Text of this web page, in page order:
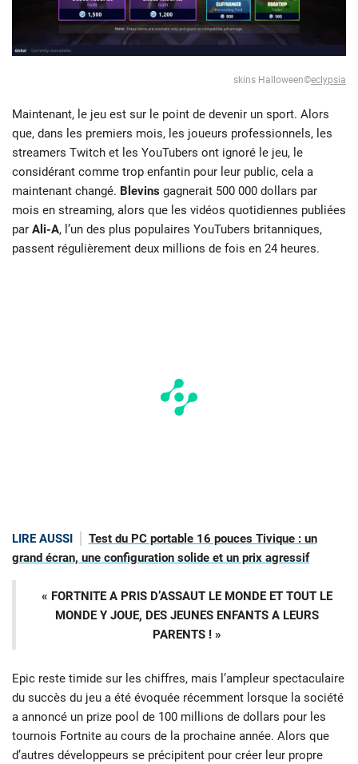
skins Halloween©eclypsia
Maintenant, le jeu est sur le point de devenir un sport. Alors
que, dans les premiers mois, les joueurs professionnels, les
streamers Twitch et les YouTubers ont ignoré le jeu, le
considérant comme trop enfantin pour leur public, cela a
maintenant changé. Blevins gagnerait 500 000 dollars par
mois en streaming, alors que les vidéos quotidiennes publiées
par Ali-A, l’un des plus populaires YouTubers britanniques,
passent régulièrement deux millions de fois en 24 heures.
LIRE AUSSI
Test du PC portable 16 pouces Tivique : un
grand écran, une configuration solide et un prix agressif
« FORTNITE A PRIS D’ASSAUT LE MONDE ET TOUT LE
MONDE Y JOUE, DES JEUNES ENFANTS A LEURS
PARENTS ! »
Epic reste timide sur les chiffres, mais l’ampleur spectaculaire
du succès du jeu a été évoquée récemment lorsque la société
a annoncé un prize pool de 100 millions de dollars pour les
tournois Fortnite au cours de la prochaine année. Alors que
d’autres développeurs se précipitent pour créer leur propre